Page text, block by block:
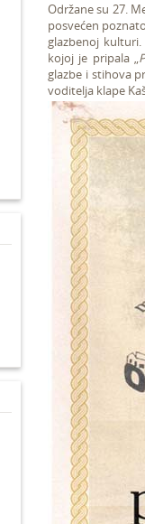
Održane su 27.
posvećen
glazbenoj
kojoj je pripala „
glazbe i stihova
voditelja klape